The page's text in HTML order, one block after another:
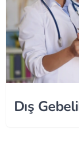
Dış